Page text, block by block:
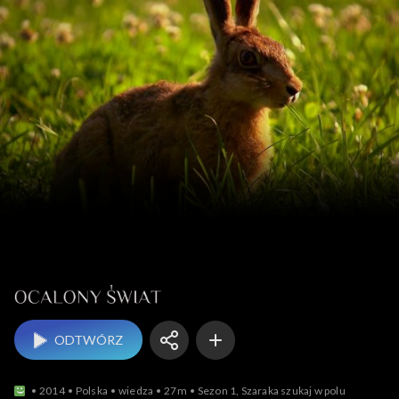
Ocalony świat
ODTWÓRZ
2014 Polska wiedza 27m Sezon 1, Szaraka szukaj w polu